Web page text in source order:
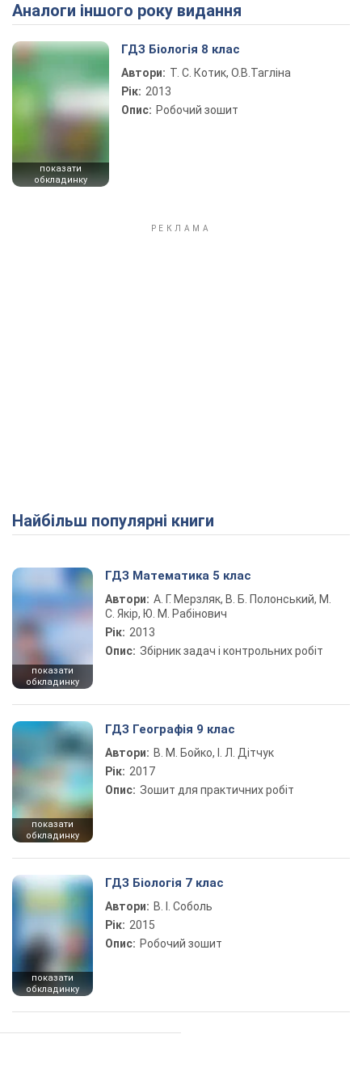
Play Video
Аналоги іншого року видання
показати
обкладинку
ГДЗ Біологія 8 клас
Автори: Т. С. Котик, О.В.Тагліна
Рік: 2013
Опис: Робочий зошит
Найбільш популярні книги
показати
обкладинку
ГДЗ Математика 5 клас
Автори: А. Г. Мерзляк, В. Б. Полонський, М.
С. Якір, Ю. М. Рабінович
Рік: 2013
Опис: Збірник задач і контрольних робіт
показати
обкладинку
ГДЗ Географія 9 клас
Автори: В. М. Бойко, І. Л. Дітчук
Рік: 2017
Опис: Зошит для практичних робіт
показати
обкладинку
ГДЗ Біологія 7 клас
Автори: В. І. Соболь
Рік: 2015
Опис: Робочий зошит